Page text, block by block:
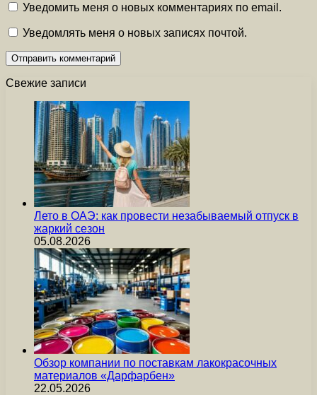
Уведомить меня о новых комментариях по email.
Уведомлять меня о новых записях почтой.
Свежие записи
Лето в ОАЭ: как провести незабываемый отпуск в
жаркий сезон
05.08.2026
Обзор компании по поставкам лакокрасочных
материалов «Дарфарбен»
22.05.2026